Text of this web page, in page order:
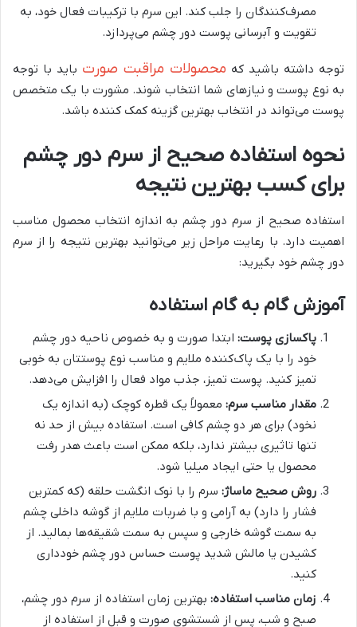
مصرف‌کنندگان را جلب کند. این سرم با ترکیبات فعال خود، به
تقویت و آبرسانی پوست دور چشم می‌پردازد.
توجه داشته باشید که محصولات مراقبت صورت باید با توجه
به نوع پوست و نیازهای شما انتخاب شوند. مشورت با یک متخصص
پوست می‌تواند در انتخاب بهترین گزینه کمک کننده باشد.
نحوه استفاده صحیح از سرم دور چشم
برای کسب بهترین نتیجه
استفاده صحیح از سرم دور چشم به اندازه انتخاب محصول مناسب
اهمیت دارد. با رعایت مراحل زیر می‌توانید بهترین نتیجه را از سرم
دور چشم خود بگیرید:
آموزش گام به گام استفاده
پاکسازی پوست: ابتدا صورت و به خصوص ناحیه دور چشم
خود را با یک پاک‌کننده ملایم و مناسب نوع پوستتان به خوبی
تمیز کنید. پوست تمیز، جذب مواد فعال را افزایش می‌دهد.
مقدار مناسب سرم: معمولاً یک قطره کوچک (به اندازه یک
نخود) برای هر دو چشم کافی است. استفاده بیش از حد نه
تنها تاثیری بیشتر ندارد، بلکه ممکن است باعث هدر رفت
محصول یا حتی ایجاد میلیا شود.
روش صحیح ماساژ: سرم را با نوک انگشت حلقه (که کمترین
فشار را دارد) به آرامی و با ضربات ملایم از گوشه داخلی چشم
به سمت گوشه خارجی و سپس به سمت شقیقه‌ها بمالید. از
کشیدن یا مالش شدید پوست حساس دور چشم خودداری
کنید.
زمان مناسب استفاده: بهترین زمان استفاده از سرم دور چشم،
صبح و شب، پس از شستشوی صورت و قبل از استفاده از